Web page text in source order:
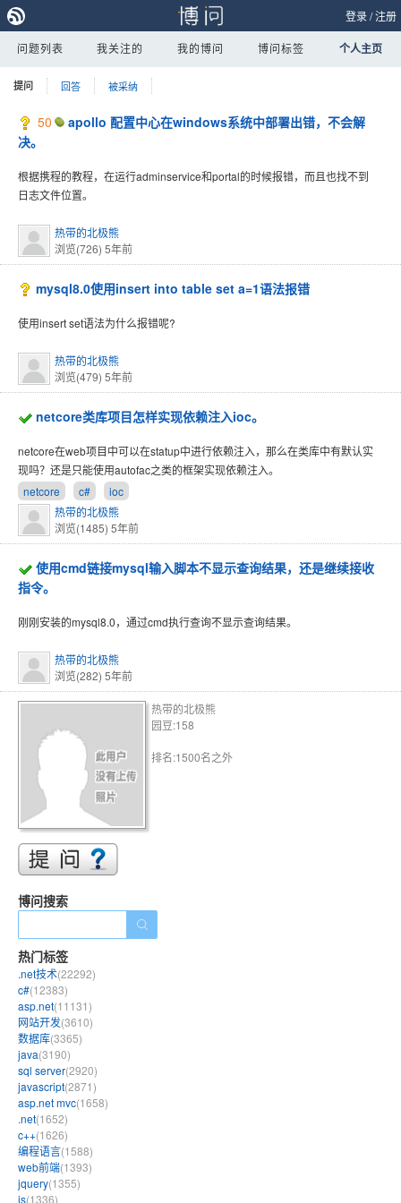
登录/注册
问题列表 我关注的 我的博问 博问标签 个人主页
提问 回答 被采纳
50
apollo 配置中心在windows系统中部署出错，不会解
决。
根据携程的教程，在运行adminservice和portal的时候报错，而且也找不到
日志文件位置。
热带的北极熊
浏览(726) 5年前
mysql8.0使用insert into table set a=1语法报错
使用insert set语法为什么报错呢?
热带的北极熊
浏览(479) 5年前
netcore类库项目怎样实现依赖注入ioc。
netcore在web项目中可以在statup中进行依赖注入，那么在类库中有默认实
现吗？还是只能使用autofac之类的框架实现依赖注入。
netcore
c#
ioc
热带的北极熊
浏览(1485) 5年前
使用cmd链接mysql输入脚本不显示查询结果，还是继续接收
指令。
刚刚安装的mysql8.0，通过cmd执行查询不显示查询结果。
热带的北极熊
浏览(282) 5年前
热带的北极熊
园豆:158
排名:1500名之外
博问搜索
热门标签
.net技术(22292)
c#(12383)
asp.net(11131)
网站开发(3610)
数据库(3365)
java(3190)
sql server(2920)
javascript(2871)
asp.net mvc(1658)
.net(1652)
c++(1626)
编程语言(1588)
web前端(1393)
jquery(1355)
js(1336)